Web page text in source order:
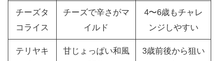
チーズタ
コライス
チーズで辛さがマ
イルド
4〜6歳もチャレ
ンジしやすい
テリヤキ
甘じょっぱい和風
3歳前後から狙い